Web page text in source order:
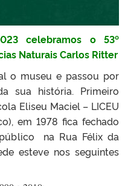
celebramos o 53º
Naturais Carlos Ritter
o museu e passou por
sua história. Primeiro
Eliseu Maciel – LICEU
em 1978 fica fechado
na Rua Félix da
esteve nos seguintes